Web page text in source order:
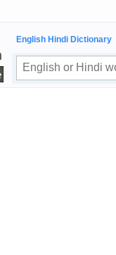
English Hindi Dictionary